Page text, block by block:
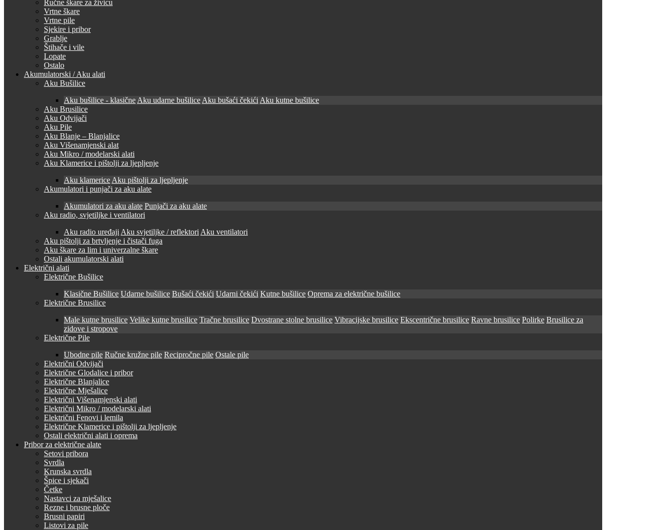
Ručne škare za živicu
Vrtne škare
Vrtne pile
Sjekire i pribor
Grablje
Štihače i vile
Lopate
Ostalo
Akumulatorski / Aku alati
Aku Bušilice
Aku bušilice - klasične Aku udarne bušilice Aku bušaći čekići Aku kutne bušilice
Aku Brusilice
Aku Odvijači
Aku Pile
Aku Blanje – Blanjalice
Aku Višenamjenski alat
Aku Mikro / modelarski alati
Aku Klamerice i pištolji za ljepljenje
Aku klamerice Aku pištolji za ljepljenje
Akumulatori i punjači za aku alate
Akumulatori za aku alate Punjači za aku alate
Aku radio, svjetiljke i ventilatori
Aku radio uređaji Aku svjetiljke / reflektori Aku ventilatori
Aku pištolji za brtvljenje i čistači fuga
Aku škare za lim i univerzalne škare
Ostali akumulatorski alati
Električni alati
Električne Bušilice
Klasične Bušilice Udarne bušilice Bušaći čekići Udarni čekići Kutne bušilice Oprema za električne bušilice
Električne Brusilice
Male kutne brusilice Velike kutne brusilice Tračne brusilice Dvostrane stolne brusilice Vibracijske brusilice Ekscentrične brusilice Ravne brusilice Polirke Brusilice za
zidove i stropove
Električne Pile
Ubodne pile Ručne kružne pile Recipročne pile Ostale pile
Električni Odvijači
Električne Glodalice i pribor
Električne Blanjalice
Električne Mješalice
Električni Višenamjenski alati
Električni Mikro / modelarski alati
Električni Fenovi i lemila
Električne Klamerice i pištolji za ljepljenje
Ostali električni alati i oprema
Pribor za električne alate
Setovi pribora
Svrdla
Krunska svrdla
Špice i sjekači
Četke
Nastavci za mješalice
Rezne i brusne ploče
Brusni papiri
Listovi za pile